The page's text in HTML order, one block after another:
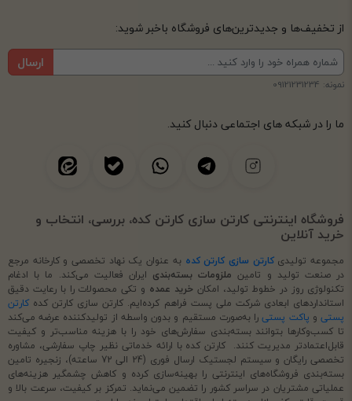
از تخفیف‌ها و جدیدترین‌های فروشگاه باخبر شوید:
ارسال
نمونه: 09121231234
ما را در شبکه های اجتماعی دنبال کنید.
فروشگاه اینترنتی کارتن سازی کارتن کده، بررسی، انتخاب و
خرید آنلاین
مجموعه تولیدیکارتن سازی کارتن کده به عنوان یک نهاد تخصصی و کارخانه مرجع
در صنعت تولید و تامین ملزومات بسته‌بندی ایران فعالیت می‌کند. ما با ادغام
تکنولوژی روز در خطوط تولید، امکانخرید عمده و تکی محصولات را با رعایت دقیق
استانداردهای ابعادی شرکت ملی پست فراهم کرده‌ایم. کارتن سازی کارتن کده کارتن
پستیو پاکت پستیرا به‌صورت مستقیم و بدون واسطه از تولیدکننده عرضه می‌کند
تا کسب‌وکارها بتوانند بسته‌بندی سفارش‌های خود را با هزینه مناسب‌تر و کیفیت
قابل‌اعتمادتر مدیریت کنند. کارتن کده با ارائه خدماتی نظیر چاپ سفارشی، مشاوره
تخصصی رایگان و سیستم لجستیک ارسال فوری (24 الی 72 ساعته)، زنجیره تامین
بسته‌بندی فروشگاه‌های اینترنتی را بهینه‌سازی کرده و کاهش چشمگیر هزینه‌های
عملیاتی مشتریان در سراسر کشور را تضمین می‌نماید. تمرکز بر کیفیت، سرعت بالا و